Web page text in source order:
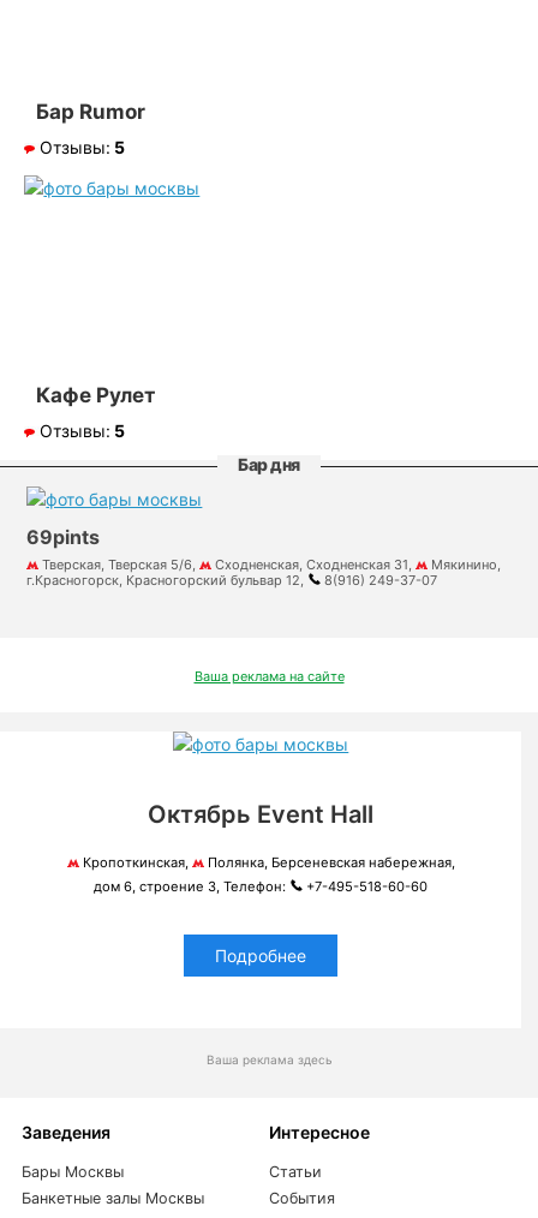
Бар Rumor
Отзывы: 5
Кафе Рулет
Отзывы: 5
Бар дня
69pints
Тверская, Тверская 5/6, Сходненская, Сходненская 31,
Мякинино,
г.Красногорск, Красногорский бульвар 12,
8(916) 249-37-07
Ваша реклама на сайте
Октябрь Event Hall
Кропоткинская,
Полянка, Берсеневская набережная,
дом 6, строение 3, Телефон:
+7-495-518-60-60
Подробнее
Ваша реклама здесь
Заведения
Бары Москвы
Банкетные залы Москвы
Интересное
Статьи
События